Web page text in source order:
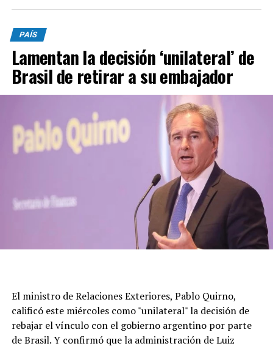
PAÍS
Lamentan la decisión ‘unilateral’ de
Brasil de retirar a su embajador
El ministro de Relaciones Exteriores, Pablo Quirno,
calificó este miércoles como "unilateral" la decisión de
rebajar el vínculo con el gobierno argentino por parte
de Brasil. Y confirmó que la administración de Luiz